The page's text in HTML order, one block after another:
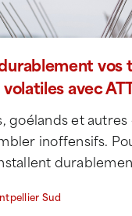
vos
avec
Sud
goélands et autres
inoffensifs.
[...]Sud